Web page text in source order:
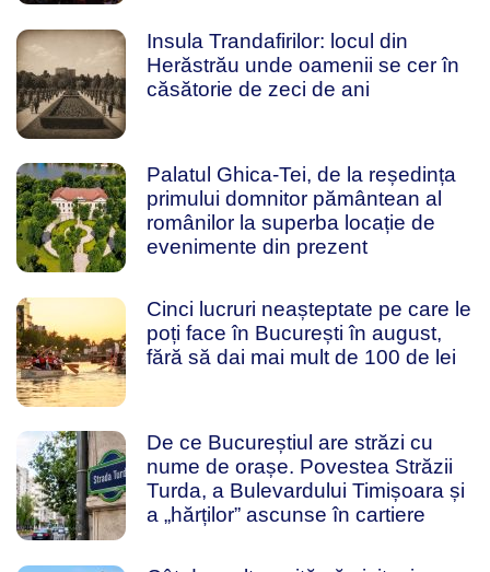
Insula Trandafirilor: locul din
Herăstrău unde oamenii se cer în
căsătorie de zeci de ani
Palatul Ghica-Tei, de la reședința
primului domnitor pământean al
românilor la superba locație de
evenimente din prezent
Cinci lucruri neașteptate pe care le
poți face în București în august,
fără să dai mai mult de 100 de lei
De ce Bucureștiul are străzi cu
nume de orașe. Povestea Străzii
Turda, a Bulevardului Timișoara și
a „hărților” ascunse în cartiere